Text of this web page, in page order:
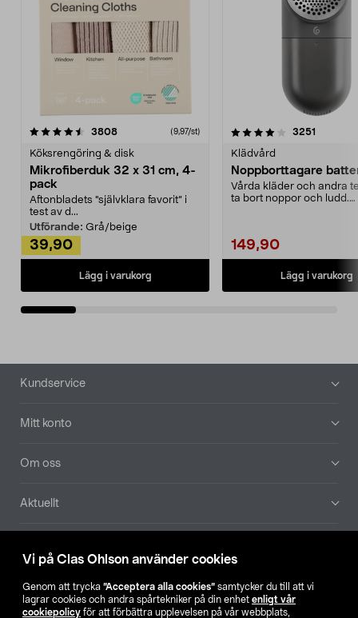
Vi på Clas Ohlson använder cookies
Genom att trycka ”Acceptera alla cookies” samtycker du till att vi
lagrar cookies och andra spårtekniker på din enhet enligt vår
cookiepolicy för att förbättra upplevelsen på vår webbplats,
3808recensioner (9,97/st)
Köksrengöring & disk
Mikrofiberduk 32 x 31 cm, 4-
pack
Aftonbladets "självklara favorit” i
test av d...
Utförande: Grå/beige
39,90
Lägg i varukorg
4.0av 5 stjärnor 3251
Klädvård
Noppborttagare
Vårda kläder och andra
ta bort noppor och ludd.
149,90
Lägg i varukorg
4.5av 5 stjärnor
Sidfot
Kundservice
Mitt konto
Om oss
Aktuellt
Hitta butik